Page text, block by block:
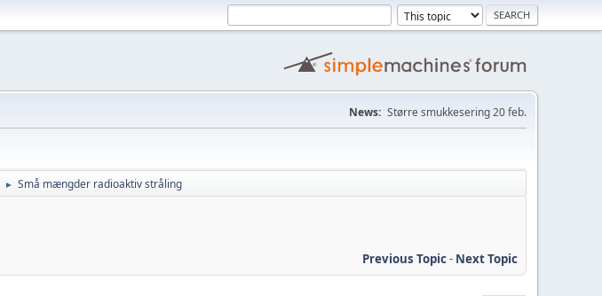
News: Større smukkesering 20 feb.
► Små mængder radioaktiv stråling
Previous Topic- Next Topic